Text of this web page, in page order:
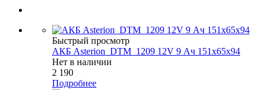
Быстрый просмотр
АКБ Asterion_DTM_1209 12V 9 Ач 151х65х94
Нет в наличии
2 190
Подробнее